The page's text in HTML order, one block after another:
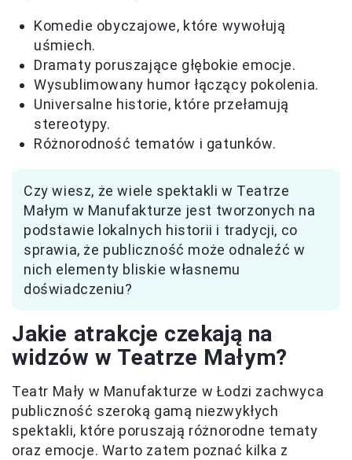
Komedie obyczajowe, które wywołują
uśmiech.
Dramaty poruszające głębokie emocje.
Wysublimowany humor łączący pokolenia.
Universalne historie, które przełamują
stereotypy.
Różnorodność tematów i gatunków.
Czy wiesz, że wiele spektakli w Teatrze
Małym w Manufakturze jest tworzonych na
podstawie lokalnych historii i tradycji, co
sprawia, że publiczność może odnaleźć w
nich elementy bliskie własnemu
doświadczeniu?
Jakie atrakcje czekają na
widzów w Teatrze Małym?
Teatr Mały w Manufakturze w Łodzi zachwyca
publiczność szeroką gamą niezwykłych
spektakli, które poruszają różnorodne tematy
oraz emocje. Warto zatem poznać kilka z